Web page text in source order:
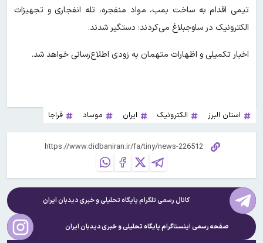
تیمی اقدام به ساخت بمب، مواد منفجره، تله انفجاری و تجهیزات
الکترونیک در ساوجبلاغ می‌کردند؛ دستگیر شدند.
اخبار تکمیلی و اظهارات متهمان به زودی اطلاع‌رسانی خواهد شد.
استان البرز الکترونیک ایران موساد فراجا
کانال رسمی تلگرام پایگاه تحلیلی و خبریدیدبان ایران
صفحه رسمی اینستاگرام پایگاه تحلیلی و خبریدیدبان ایران